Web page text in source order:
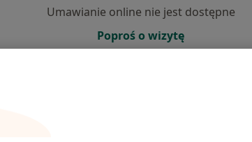
Umawianie online nie jest dostępne
Poproś o wizytę